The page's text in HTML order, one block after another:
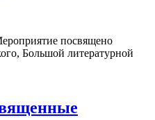
посвящено
Большой литературной